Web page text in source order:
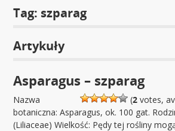
Tag: szparag
Artykuły
Asparagus – szparag
(2votes,
Nazwa
botaniczna: Asparagus, ok. 100 gat.
(Liliaceae) Wielkość: Pędy tej rośliny